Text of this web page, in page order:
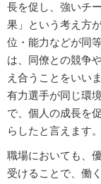
長を促し、強いチ
果」という考え方
位・能力などが同
は、同僚との競争
え合うことをいい
有力選手が同じ環
で、個人の成長を
らしたと言えます。
職場においても、
受けることで、働